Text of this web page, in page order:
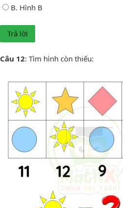
B. Hình B
Câu 12: Tìm hình còn thiếu: